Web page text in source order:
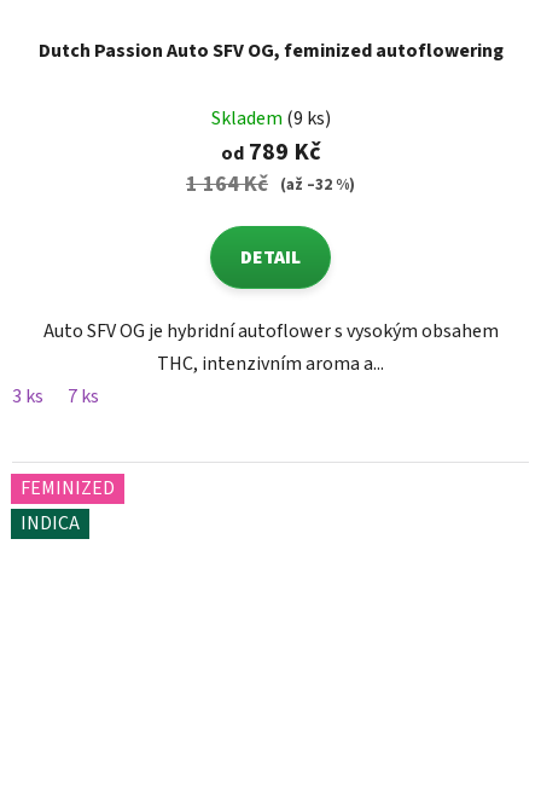
Dutch Passion Auto SFV OG, feminized autoflowering
Skladem (9 ks)
od789 Kč
1 164 Kč (až –32 %)
DETAIL
Auto SFV OG je hybridní autoflower s vysokým obsahem
THC, intenzivním aroma a...
3 ks
7 ks
FEMINIZED
INDICA